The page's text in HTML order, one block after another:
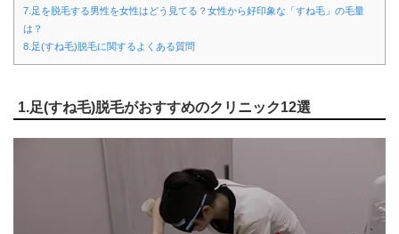
7.足を脱毛する男性を女性はどう見てる？女性から好印象な「すね毛」の毛量
は？
8.足(すね毛)脱毛に関するよくある質問
1.足(すね毛)脱毛がおすすめのクリニック12選